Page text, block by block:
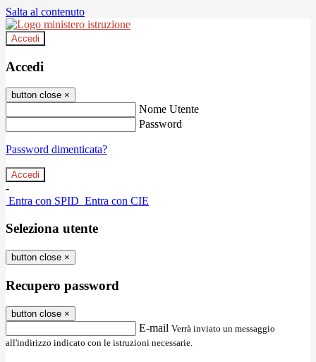
Salta al contenuto
Accedi
Accedi
button close ×
Nome Utente
Password
Password dimenticata?
-
Entra con SPID Entra con CIE
Seleziona utente
button close ×
Recupero password
button close ×
E-mail Verrà inviato un messaggio
all'indirizzo indicato con le istruzioni necessarie.